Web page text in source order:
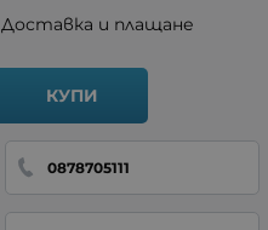
Доставка и плащане
КУПИ
0878705111